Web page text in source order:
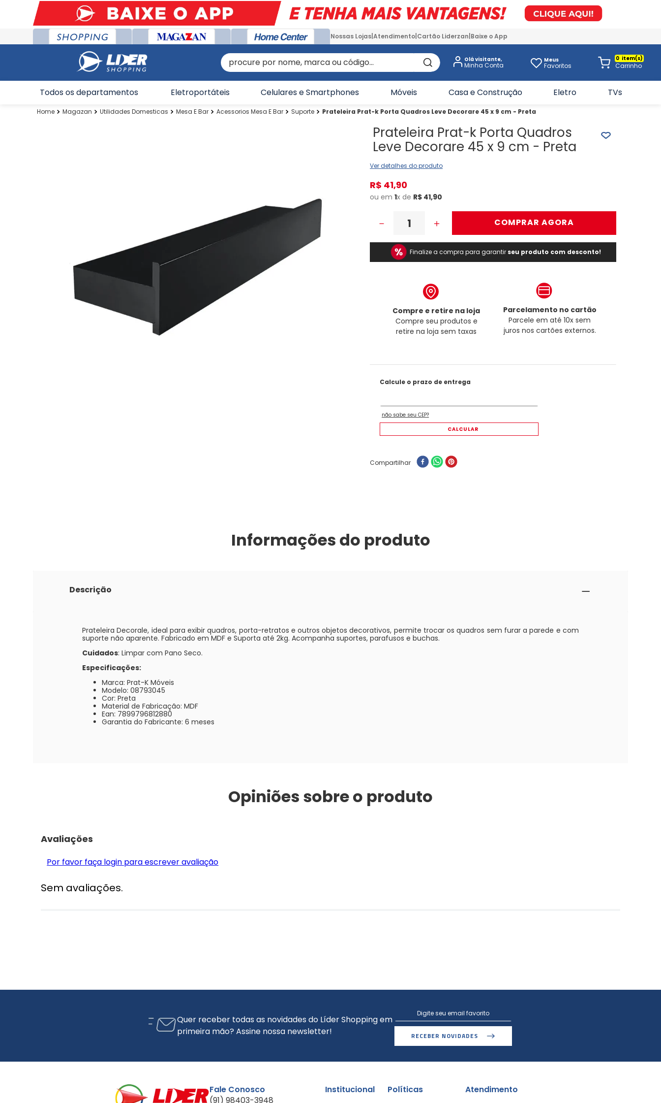
Nossas Lojas Atendimento Cartão Liderzan Baixe o App
procure por nome, marca ou código... Olá visitante, Meus
Favoritos
0
Todos os departamentos Eletroportáteis Celulares e Smartphones Móveis Casa e Construção Eletro TVs
Magazan Utilidades Domesticas Mesa E Bar Acessorios Mesa E Bar Suporte Prateleira Prat-k Porta Quadros Leve Decorare 45 x 9 cm - Preta
Prateleira Prat-k Porta Quadros
Leve Decorare 45 x 9 cm - Preta
Ver detalhes do produto
R$ 41,90
ou em1x de R$ 41,90
＋
－ COMPRAR AGORA
Finalize a compra para garantir seu produto com desconto!
Compre e retire na loja
Compre seu produtos e
retire na loja sem taxas
Parcelamento no cartão
Parcele em até 10x sem
juros nos cartões externos.
Compartilhar
Informações do produto
Descrição
Prateleira Decorale, ideal para exibir quadros, porta-retratos e outros objetos decorativos, permite trocar os quadros sem furar a parede e com
suporte não aparente. Fabricado em MDF e Suporta até 2kg. Acompanha suportes, parafusos e buchas.
Cuidados: Limpar com Pano Seco.
Especificações:
Marca: Prat-K Móveis
Modelo: 08793045
Cor: Preta
Material de Fabricação: MDF
Ean: 7899796812880
Garantia do Fabricante: 6 meses
Opiniões sobre o produto
Avaliações
Por favor faça login para escrever avaliação
Sem avaliações.
Quer receber todas as novidades do Líder Shopping em
primeira mão? Assine nossa newsletter!
RECEBER NOVIDADES
Fale Conosco
(91) 98403-3948
Institucional Políticas Atendimento